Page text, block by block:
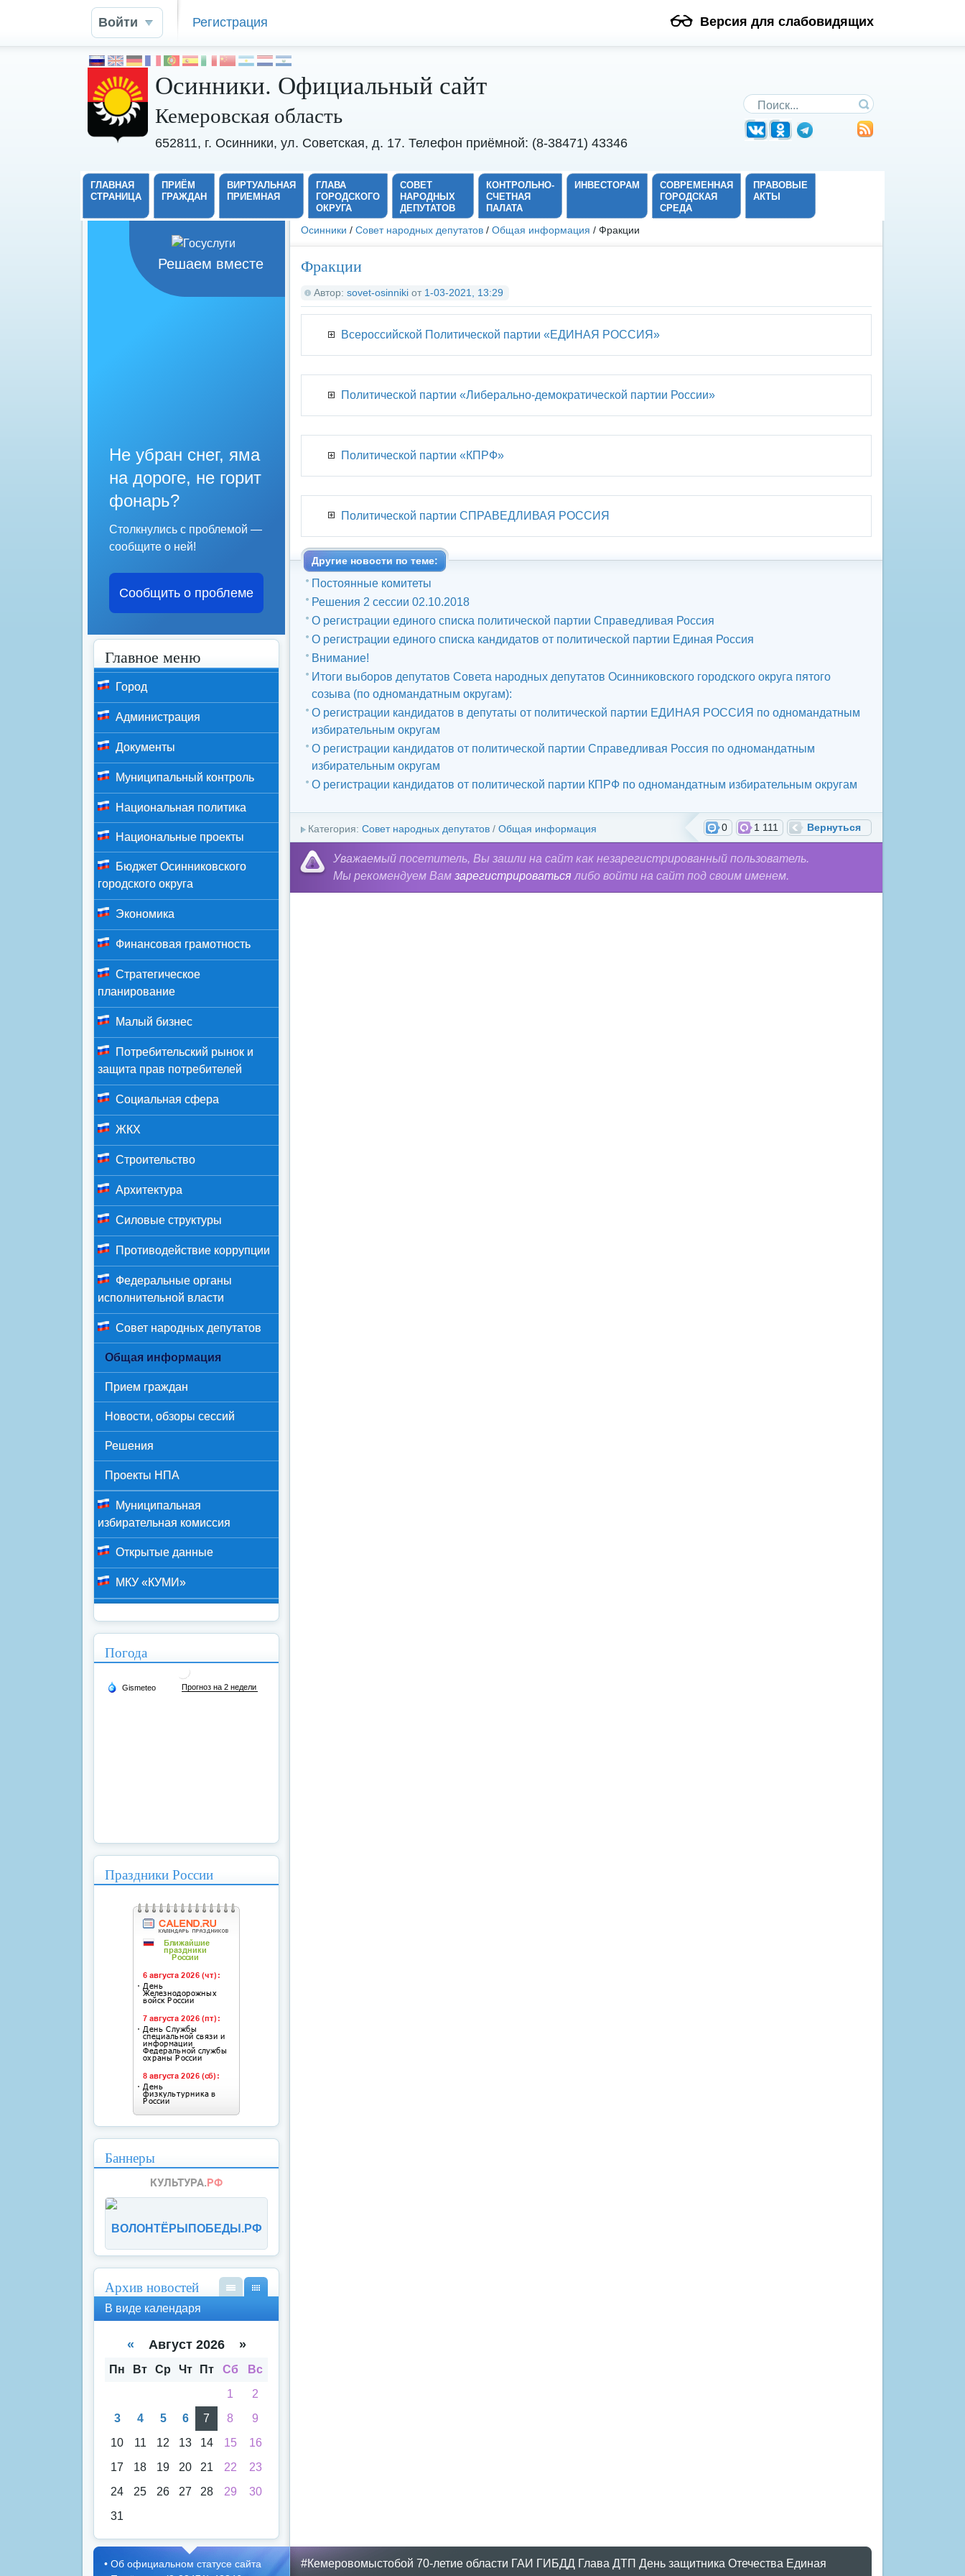
Версия для слабовидящих
Войти Регистрация
Поиск по сайту
Осинники. Официальный сайт
Кемеровская область
652811, г. Осинники, ул. Советская, д. 17. Телефон приёмной: (8-38471) 43346
ГЛАВНАЯ
СТРАНИЦА
ПРИЁМ
ГРАЖДАН
ВИРТУАЛЬНАЯ
ПРИЕМНАЯ
ГЛАВА
ГОРОДСКОГО
ОКРУГА
СОВЕТ
НАРОДНЫХ
ДЕПУТАТОВ
КОНТРОЛЬНО-
СЧЕТНАЯ
ПАЛАТА
ИНВЕСТОРАМ
СОВРЕМЕННАЯ
ГОРОДСКАЯ
СРЕДА
ПРАВОВЫЕ
АКТЫ
Осинники / Совет народных депутатов / Общая информация / Фракции
Фракции
Автор: sovet-osinniki от 1-03-2021, 13:29
Всероссийской Политической партии «ЕДИНАЯ РОССИЯ»
Политической партии «Либерально-демократической партии России»
Политической партии «КПРФ»
Политической партии СПРАВЕДЛИВАЯ РОССИЯ
Другие новости по теме:
Постоянные комитеты
Решения 2 сессии 02.10.2018
О регистрации единого списка политической партии Справедливая Россия
О регистрации единого списка кандидатов от политической партии Единая Россия
Внимание!
Итоги выборов депутатов Совета народных депутатов Осинниковского городского округа пятого
созыва (по одномандатным округам):
О регистрации кандидатов в депутаты от политической партии ЕДИНАЯ РОССИЯ по одномандатным
избирательным округам
О регистрации кандидатов от политической партии Справедливая Россия по одномандатным
избирательным округам
О регистрации кандидатов от политической партии КПРФ по одномандатным избирательным округам
Вернуться
1 111
0
Категория: Совет народных депутатов / Общая информация
Уважаемый посетитель, Вы зашли на сайт как незарегистрированный пользователь.
Мы рекомендуем Вам зарегистрироваться либо войти на сайт под своим именем.
Решаем вместе
Не убран снег, яма
на дороге, не горит
фонарь?
Столкнулись с проблемой —
сообщите о ней!
Сообщить о проблеме
Главное меню
Город
Администрация
Документы
Муниципальный контроль
Национальная политика
Национальные проекты
Бюджет Осинниковского
городского округа
Экономика
Финансовая грамотность
Стратегическое
планирование
Малый бизнес
Потребительский рынок и
защита прав потребителей
Социальная сфера
ЖКХ
Строительство
Архитектура
Силовые структуры
Противодействие коррупции
Федеральные органы
исполнительной власти
Совет народных депутатов
Общая информация
Прием граждан
Новости, обзоры сессий
Решения
Проекты НПА
Муниципальная
избирательная комиссия
Открытые данные
МКУ «КУМИ»
Погода
Праздники России
Баннеры
ВОЛОНТЁРЫПОБЕДЫ.РФ
Архив новостей
кал
аря
спи
В виде календаря
« Август 2026 »
Пн Вт Ср Чт Пт Сб
Вс
1
2
3
4 5 6 7 8
9
10
11 12 13 14 15
16
17
18 19 20 21 22
23
24
25 26 27 28 29
30
31
#Кемеровомыстобой 70-летие области ГАИ ГИБДД Глава ДТП День защитника Отечества Единая
• Об официальном статусе сайта